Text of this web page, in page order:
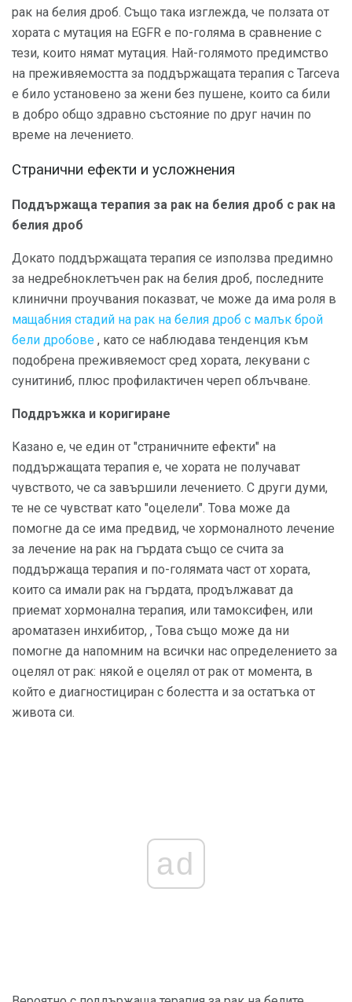
рак на белия дроб. Също така изглежда, че ползата от
хората с мутация на EGFR е по-голяма в сравнение с
тези, които нямат мутация. Най-голямото предимство
на преживяемостта за поддържащата терапия с Tarceva
е било установено за жени без пушене, които са били
в добро общо здравно състояние по друг начин по
време на лечението.
Странични ефекти и усложнения
Поддържаща терапия за рак на белия дроб с рак на
белия дроб
Докато поддържащата терапия се използва предимно
за недребноклетъчен рак на белия дроб, последните
клинични проучвания показват, че може да има роля в
мащабния стадий на рак на белия дроб с малък брой
бели дробове , като се наблюдава тенденция към
подобрена преживяемост сред хората, лекувани с
сунитиниб, плюс профилактичен череп облъчване.
Поддръжка и коригиране
Казано е, че един от "страничните ефекти" на
поддържащата терапия е, че хората не получават
чувството, че са завършили лечението. С други думи,
те не се чувстват като "оцелели". Това може да
помогне да се има предвид, че хормоналното лечение
за лечение на рак на гърдата също се счита за
поддържаща терапия и по-голямата част от хората,
които са имали рак на гърдата, продължават да
приемат хормонална терапия, или тамоксифен, или
ароматазен инхибитор, , Това също може да ни
помогне да напомним на всички нас определението за
оцелял от рак: някой е оцелял от рак от момента, в
който е диагностициран с болестта и за остатъка от
живота си.
ad